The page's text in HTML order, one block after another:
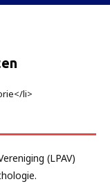
li>
(LPAV)